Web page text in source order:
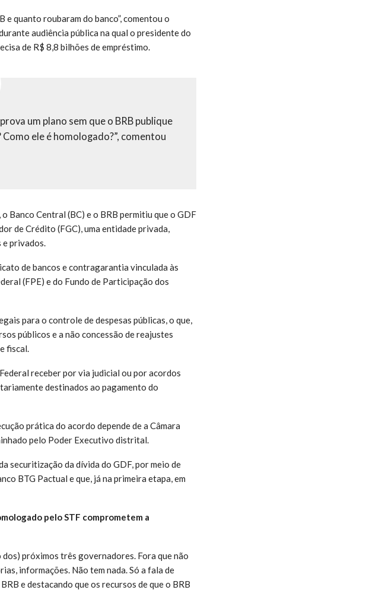
e quanto roubaram do banco”, comentou o
audiência pública na qual o presidente do
de R$ 8,8 bilhões de empréstimo.
um plano sem que o BRB publique
ele é homologado?”, comentou
Banco Central (BC) e o BRB permitiu que o GDF
de Crédito (FGC), uma entidade privada,
privados.
de bancos e contragarantia vinculada às
(FPE) e do Fundo de Participação dos
para o controle de despesas públicas, o que,
públicos e a não concessão de reajustes
fiscal.
receber por via judicial ou por acordos
destinados ao pagamento do
prática do acordo depende de a Câmara
pelo Poder Executivo distrital.
securitização da dívida do GDF, por meio de
BTG Pactual e que, já na primeira etapa, em
pelo STF comprometem a
dos) próximos três governadores. Fora que não
informações. Não tem nada. Só a fala de
e destacando que os recursos de que o BRB